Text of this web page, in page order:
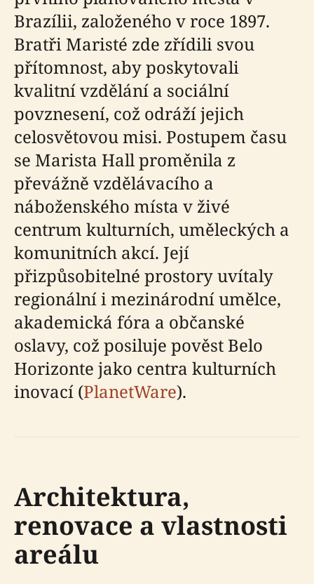
Brazílii, založeného v roce 1897.
Bratři Maristé zde zřídili svou
přítomnost, aby poskytovali
kvalitní vzdělání a sociální
povznesení, což odráží jejich
celosvětovou misi. Postupem času
se Marista Hall proměnila z
převážně vzdělávacího a
náboženského místa v živé
centrum kulturních, uměleckých a
komunitních akcí. Její
přizpůsobitelné prostory uvítaly
regionální i mezinárodní umělce,
akademická fóra a občanské
oslavy, což posiluje pověst Belo
Horizonte jako centra kulturních
inovací (PlanetWare).
Architektura,
renovace a vlastnosti
areálu